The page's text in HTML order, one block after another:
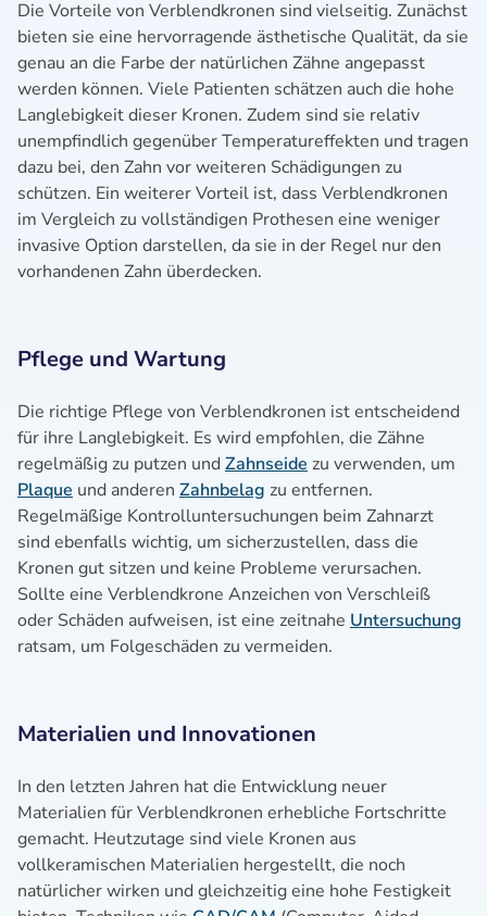
Die Vorteile von Verblendkronen sind vielseitig. Zunächst
bieten sie eine hervorragende ästhetische Qualität, da sie
genau an die Farbe der natürlichen Zähne angepasst
werden können. Viele Patienten schätzen auch die hohe
Langlebigkeit dieser Kronen. Zudem sind sie relativ
unempfindlich gegenüber Temperatureffekten und tragen
dazu bei, den Zahn vor weiteren Schädigungen zu
schützen. Ein weiterer Vorteil ist, dass Verblendkronen
im Vergleich zu vollständigen Prothesen eine weniger
invasive Option darstellen, da sie in der Regel nur den
vorhandenen Zahn überdecken.
Pflege und Wartung
Die richtige Pflege von Verblendkronen ist entscheidend
für ihre Langlebigkeit. Es wird empfohlen, die Zähne
regelmäßig zu putzen undZahnseide zu verwenden, um
Plaque und anderen Zahnbelag zu entfernen.
Regelmäßige Kontrolluntersuchungen beim Zahnarzt
sind ebenfalls wichtig, um sicherzustellen, dass die
Kronen gut sitzen und keine Probleme verursachen.
Sollte eine Verblendkrone Anzeichen von Verschleiß
oder Schäden aufweisen, ist eine zeitnahe Untersuchung
ratsam, um Folgeschäden zu vermeiden.
Materialien und Innovationen
In den letzten Jahren hat die Entwicklung neuer
Materialien für Verblendkronen erhebliche Fortschritte
gemacht. Heutzutage sind viele Kronen aus
vollkeramischen Materialien hergestellt, die noch
natürlicher wirken und gleichzeitig eine hohe Festigkeit